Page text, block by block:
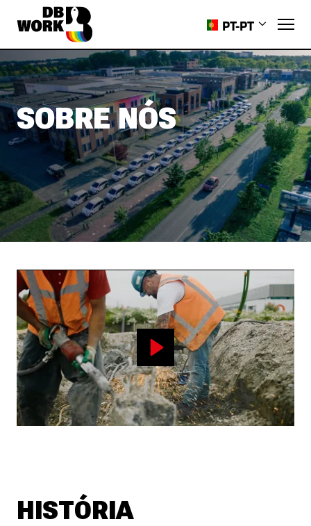
PT-PT
EN
PL
RO
HR
ES
UK
SOBRE NÓS
Play
HISTÓRIA